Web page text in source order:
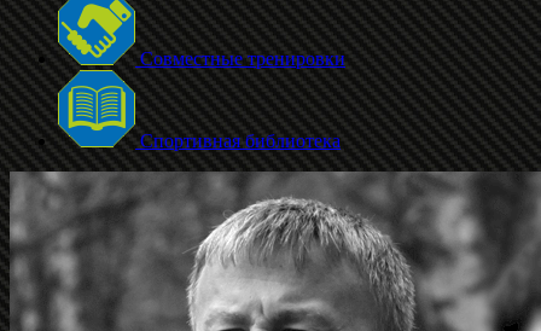
Совместные тренировки
Спортивная библиотека